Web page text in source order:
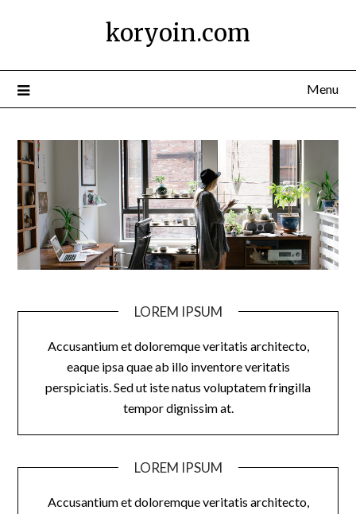
koryoin.com
Menu
LOREM IPSUM
Accusantium et doloremque veritatis architecto,
eaque ipsa quae ab illo inventore veritatis
perspiciatis. Sed ut iste natus voluptatem fringilla
tempor dignissim at.
LOREM IPSUM
Accusantium et doloremque veritatis architecto,